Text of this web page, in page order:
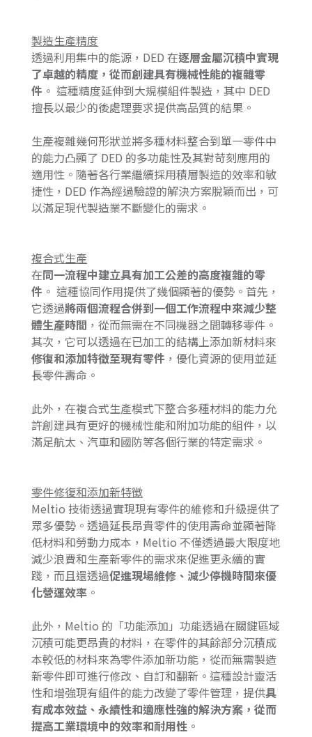
製造生產精度
透過利用集中的能源，DED 在逐層金屬沉積中實現
了卓越的精度，從而創建具有機械性能的複雜零
件 。 這種精度延伸到大規模組件製造，其中 DED
擅長以最少的後處理要求提供高品質的結果。
生產複雜幾何形狀並將多種材料整合到單一零件中
的能力凸顯了 DED 的多功能性及其對苛刻應用的
適用性。隨著各行業繼續採用積層製造的效率和敏
捷性，DED 作為經過驗證的解決方案脫穎而出，可
以滿足現代製造業不斷變化的需求。
複合式生產
在同一流程中建立具有加工公差的高度複雜的零
件 。 這種協同作用提供了幾個顯著的優勢。首先，
它透過將兩個流程合併到一個工作流程中來減少整
體生產時間 ，從而無需在不同機器之間轉移零件。
其次，它可以透過在已加工的結構上添加新材料來
修復和添加特徵至現有零件 ，優化資源的使用並延
長零件壽命。
此外，在複合式生產模式下整合多種材料的能力允
許創建具有更好的機械性能和附加功能的組件，以
滿足航太、汽車和國防等各個行業的特定需求。
零件修復和添加新特徵
Meltio 技術透過實現現有零件的維修和升級提供了
眾多優勢。透過延長昂貴零件的使用壽命並顯著降
低材料和勞動力成本，Meltio 不僅透過最大限度地
減少浪費和生產新零件的需求來促進更永續的實
踐，而且還透過促進現場維修、減少停機時間來優
化營運效率 。
此外，Meltio 的「功能添加」功能透過在關鍵區域
沉積可能更昂貴的材料，在零件的其餘部分沉積成
本較低的材料來為零件添加新功能，從而無需製造
新零件即可進行修改、自訂和翻新。這種設計靈活
性和增強現有組件的能力改變了零件管理，提供具
有成本效益、永續性和適應性強的解決方案，從而
提高工業環境中的效率和耐用性 。